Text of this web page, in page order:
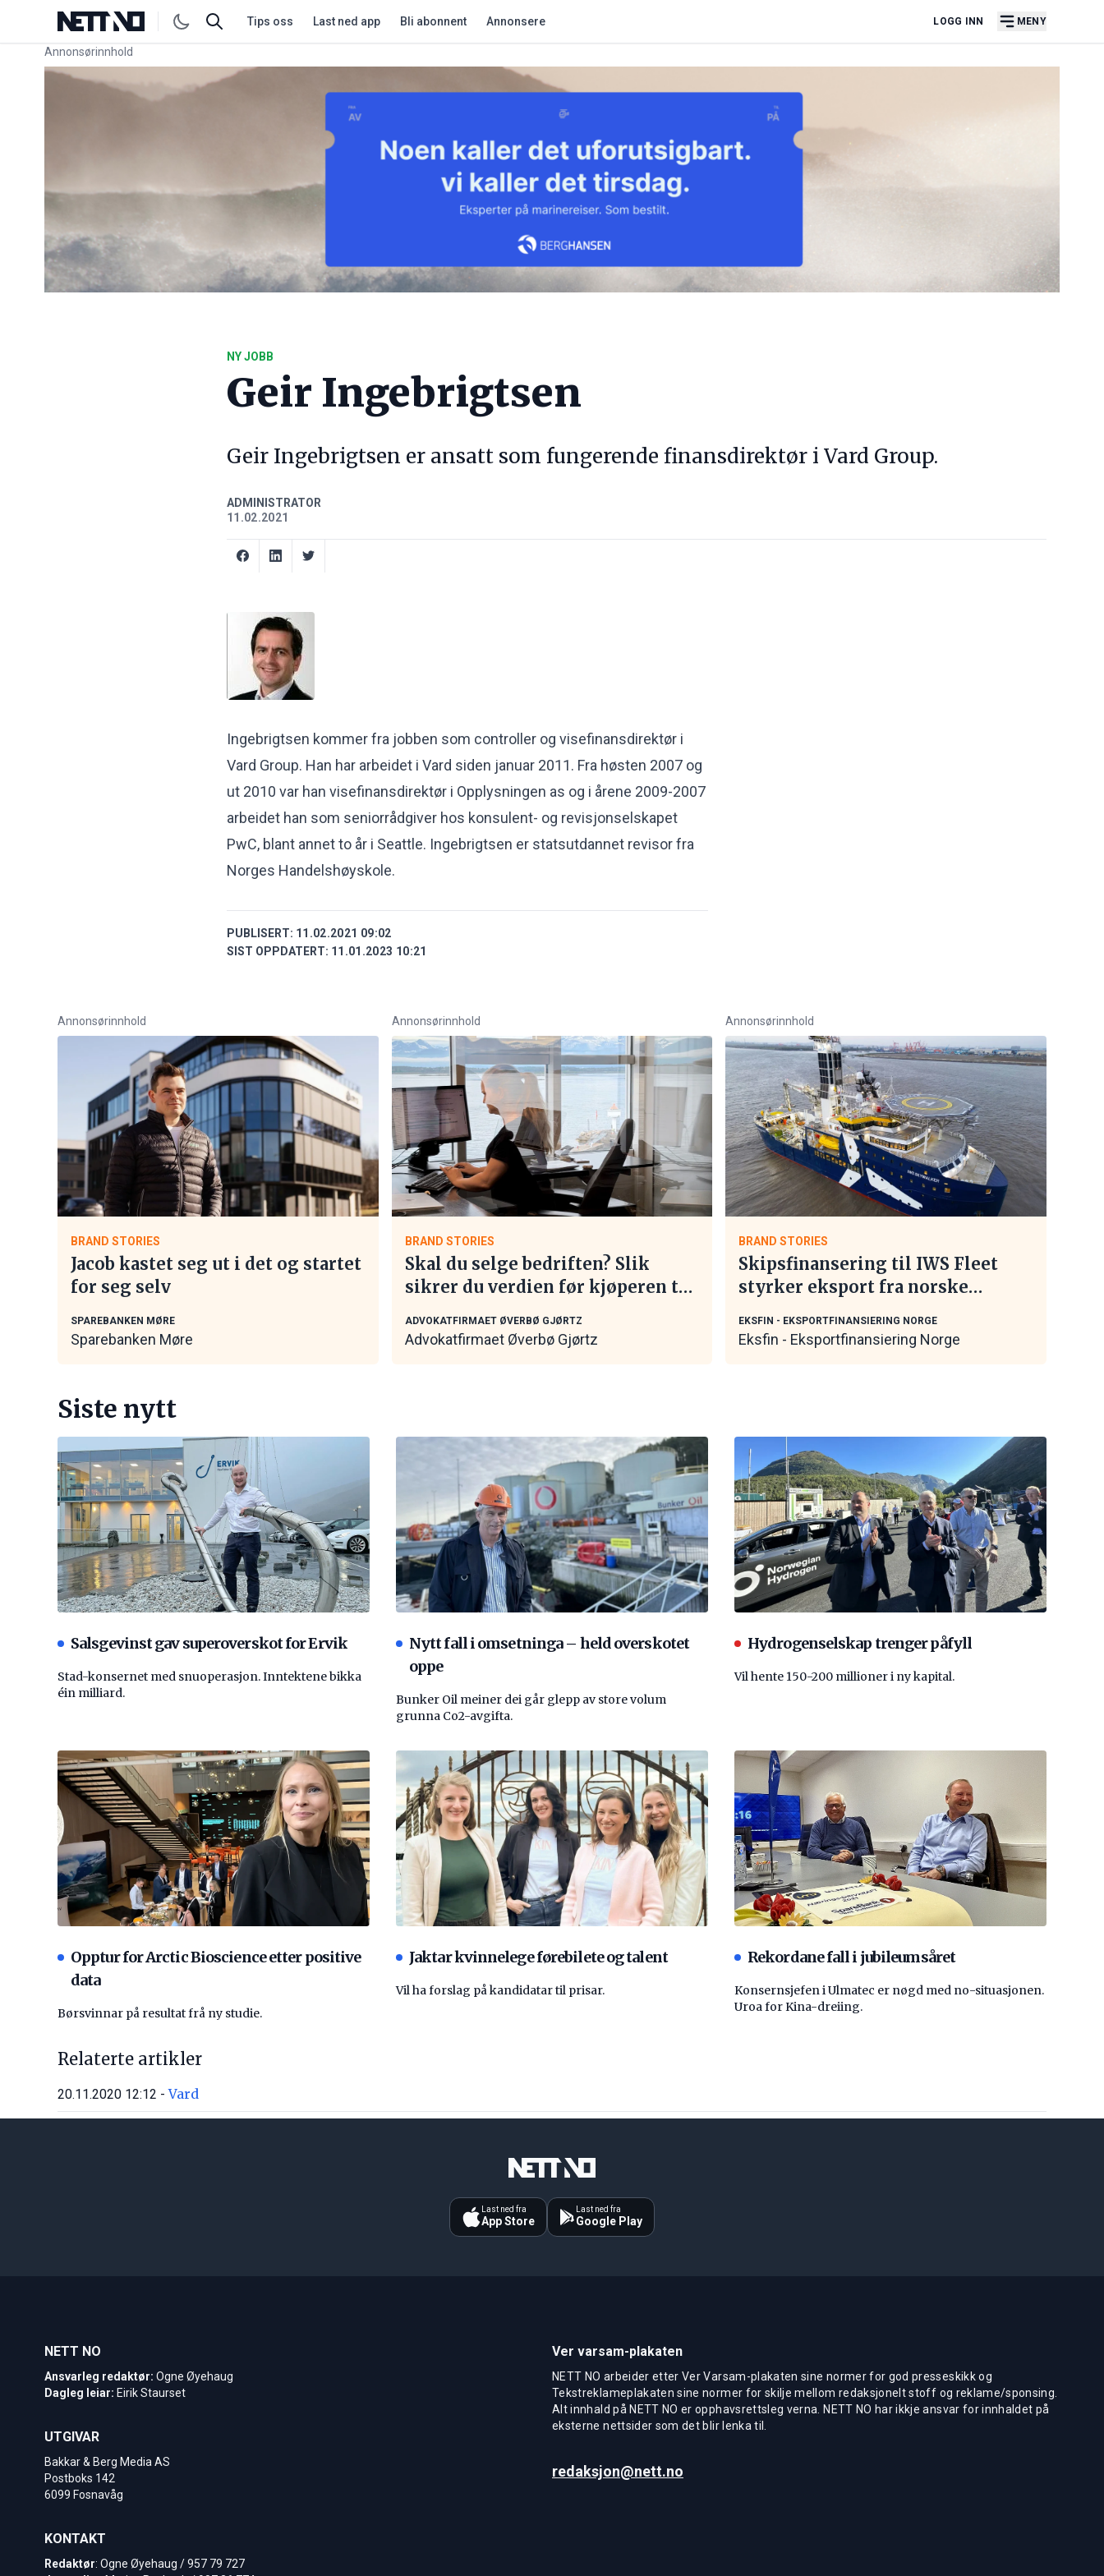
Tips oss Last ned app Bli abonnent Annonsere LOGG INN MENY
Annonsørinnhold
Link for annonse
NY JOBB
Geir Ingebrigtsen
Geir Ingebrigtsen er ansatt som fungerende finansdirektør i Vard Group.
ADMINISTRATOR
11.02.2021
Ingebrigtsen kommer fra jobben som controller og visefinansdirektør i
Vard Group. Han har arbeidet i Vard siden januar 2011. Fra høsten 2007 og
ut 2010 var han visefinansdirektør i Opplysningen as og i årene 2009-2007
arbeidet han som seniorrådgiver hos konsulent- og revisjonselskapet
PwC, blant annet to år i Seattle. Ingebrigtsen er statsutdannet revisor fra
Norges Handelshøyskole.
PUBLISERT: 11.02.2021 09:02
SIST OPPDATERT: 11.01.2023 10:21
Annonsørinnhold
BRAND STORIES
Jacob kastet seg ut i det og startet
for seg selv
SPAREBANKEN MØRE
Sparebanken Møre
Annonsørinnhold
BRAND STORIES
Skal du selge bedriften? Slik
sikrer du verdien før kjøperen tar
ADVOKATFIRMAET ØVERBØ GJØRTZ
Advokatfirmaet Øverbø Gjørtz
Annonsørinnhold
BRAND STORIES
Skipsfinansering til IWS Fleet
styrker eksport fra norske
EKSFIN - EKSPORTFINANSIERING NORGE
Eksfin - Eksportfinansiering Norge
Siste nytt
Salsgevinst gav superoverskot for Ervik
Stad-konsernet med snuoperasjon. Inntektene bikka
éin milliard.
Nytt fall i omsetninga – held overskotet
oppe
Bunker Oil meiner dei går glepp av store volum
grunna Co2-avgifta.
Hydrogenselskap trenger påfyll
Vil hente 150-200 millioner i ny kapital.
Opptur for Arctic Bioscience etter positive
data
Børsvinnar på resultat frå ny studie.
Jaktar kvinnelege førebilete og talent
Vil ha forslag på kandidatar til prisar.
Rekordane fall i jubileumsåret
Konsernsjefen i Ulmatec er nøgd med no-situasjonen.
Uroa for Kina-dreiing.
Relaterte artikler
20.11.2020 12:12 -Vard
Last ned fra
App Store
Last ned fra
Google Play
NETT NO
Ansvarleg redaktør: Ogne Øyehaug
Dagleg leiar: Eirik Staurset
UTGIVAR
Bakkar & Berg Media AS
Postboks 142
6099 Fosnavåg
KONTAKT
Redaktør: Ogne Øyehaug / 957 79 727
Ver varsam-plakaten
NETT NO arbeider etter Ver Varsam-plakaten sine normer for god presseskikk og
Tekstreklameplakaten sine normer for skilje mellom redaksjonelt stoff og reklame/sponsing.
Alt innhald på NETT NO er opphavsrettsleg verna. NETT NO har ikkje ansvar for innhaldet på
eksterne nettsider som det blir lenka til.
redaksjon@nett.no